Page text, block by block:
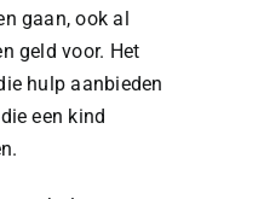
gaan, ook al
geld voor. Het
hulp aanbieden
een kind